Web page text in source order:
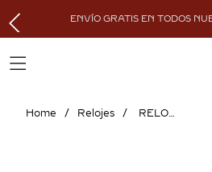
ENVÍO GRATIS EN TODOS
Relojes RELOJ BAIGNOIRE